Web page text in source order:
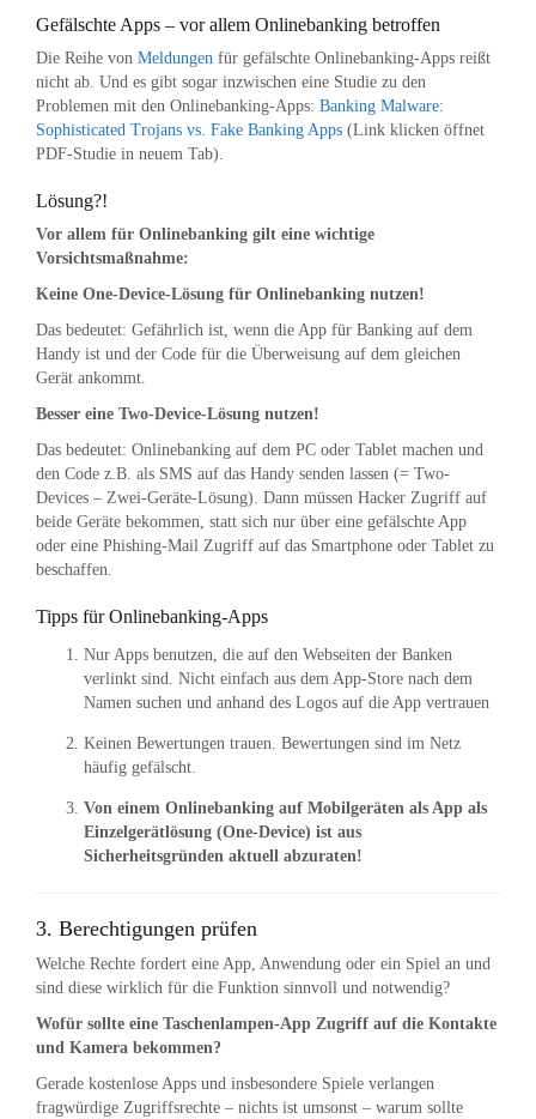
Gefälschte Apps – vor allem Onlinebanking betroffen
Die Reihe von Meldungen für gefälschte Onlinebanking-Apps reißt
nicht ab. Und es gibt sogar inzwischen eine Studie zu den
Problemen mit den Onlinebanking-Apps: Banking Malware:
Sophisticated Trojans vs. Fake Banking Apps (Link klicken öffnet
PDF-Studie in neuem Tab).
Lösung?!
Vor allem für Onlinebanking gilt eine wichtige
Vorsichtsmaßnahme:
Keine One-Device-Lösung für Onlinebanking nutzen!
Das bedeutet: Gefährlich ist, wenn die App für Banking auf dem
Handy ist und der Code für die Überweisung auf dem gleichen
Gerät ankommt.
Besser eine Two-Device-Lösung nutzen!
Das bedeutet: Onlinebanking auf dem PC oder Tablet machen und
den Code z.B. als SMS auf das Handy senden lassen (= Two-
Devices – Zwei-Geräte-Lösung). Dann müssen Hacker Zugriff auf
beide Geräte bekommen, statt sich nur über eine gefälschte App
oder eine Phishing-Mail Zugriff auf das Smartphone oder Tablet zu
beschaffen.
Tipps für Onlinebanking-Apps
Nur Apps benutzen, die auf den Webseiten der Banken
verlinkt sind. Nicht einfach aus dem App-Store nach dem
Namen suchen und anhand des Logos auf die App vertrauen
Keinen Bewertungen trauen. Bewertungen sind im Netz
häufig gefälscht.
Von einem Onlinebanking auf Mobilgeräten als App als
Einzelgerätlösung (One-Device) ist aus
Sicherheitsgründen aktuell abzuraten!
3. Berechtigungen prüfen
Welche Rechte fordert eine App, Anwendung oder ein Spiel an und
sind diese wirklich für die Funktion sinnvoll und notwendig?
Wofür sollte eine Taschenlampen-App Zugriff auf die Kontakte
und Kamera bekommen?
Gerade kostenlose Apps und insbesondere Spiele verlangen
fragwürdige Zugriffsrechte – nichts ist umsonst – warum sollte